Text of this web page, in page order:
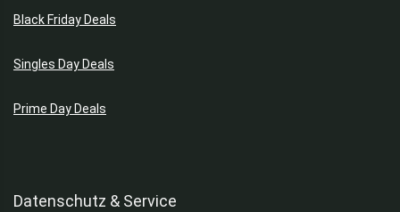
Black Friday Deals
Singles Day Deals
Prime Day Deals
Datenschutz & Service